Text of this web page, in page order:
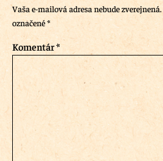
Vaša e-mailová adresa nebude zverejnená.
označené*
Komentár*